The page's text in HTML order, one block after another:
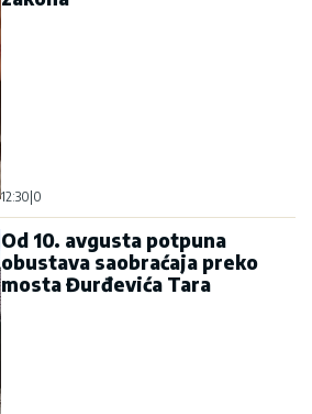
12:30|0
Od 10. avgusta potpuna
obustava saobraćaja preko
mosta Đurđevića Tara